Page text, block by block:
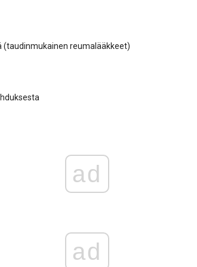
(taudinmukainen reumalääkkeet)
ad
ad